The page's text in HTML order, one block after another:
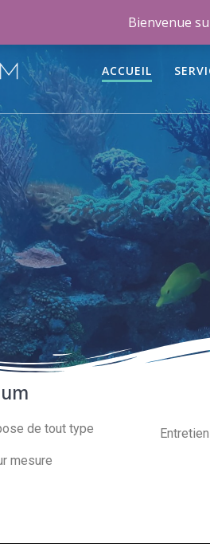
ACCUEIL
de tout type
mesure
Bienvenue